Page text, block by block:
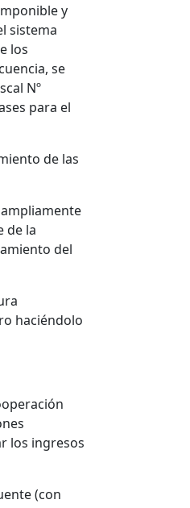
y
sistema
los
se
Nº
para el
de las
de la
del
haciéndolo
los ingresos
(con